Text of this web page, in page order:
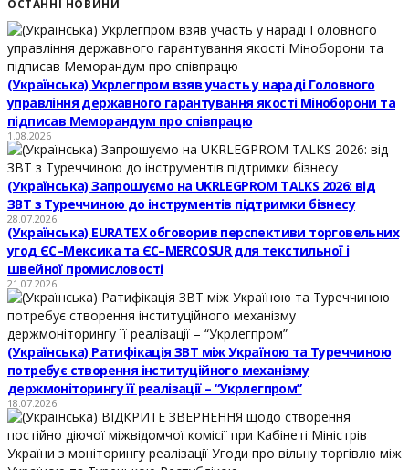
ОСТАННІ НОВИНИ
(Українська) Укрлегпром взяв участь у нараді Головного
управління державного гарантування якості Міноборони та
підписав Меморандум про співпрацю
1.08.2026
(Українська) Запрошуємо на UKRLEGPROM TALKS 2026: від
ЗВТ з Туреччиною до інструментів підтримки бізнесу
28.07.2026
(Українська) EURATEX обговорив перспективи торговельних
угод ЄС–Мексика та ЄС–MERCOSUR для текстильної і
швейної промисловості
21.07.2026
(Українська) Ратифікація ЗВТ між Україною та Туреччиною
потребує створення інституційного механізму
держмоніторингу її реалізації – “Укрлегпром”
18.07.2026